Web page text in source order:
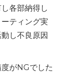
各部納得し
ティング実
し不良原因
がNGでした